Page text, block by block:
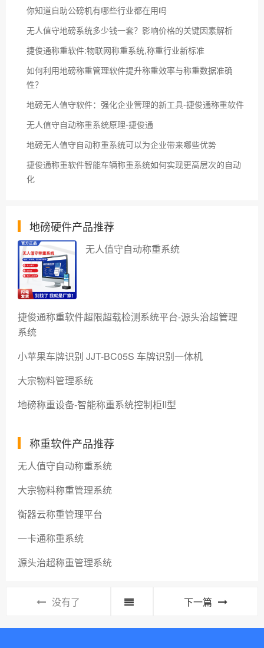
你知道自助公磅机有哪些行业都在用吗
无人值守地磅系统多少钱一套？影响价格的关键因素解析
捷俊通称重软件:物联网称重系统,称重行业新标准
如何利用地磅称重管理软件提升称重效率与称重数据准确
性？
地磅无人值守软件：强化企业管理的新工具-捷俊通称重软件
无人值守自动称重系统原理-捷俊通
地磅无人值守自动称重系统可以为企业带来哪些优势
捷俊通称重软件智能车辆称重系统如何实现更高层次的自动
化
地磅硬件产品推荐
无人值守自动称重系统
捷俊通称重软件超限超载检测系统平台-源头治超管理
系统
小苹果车牌识别 JJT-BC05S 车牌识别一体机
大宗物料管理系统
地磅称重设备-智能称重系统控制柜II型
称重软件产品推荐
无人值守自动称重系统
大宗物料称重管理系统
衡器云称重管理平台
一卡通称重系统
源头治超称重管理系统
没有了 下一篇